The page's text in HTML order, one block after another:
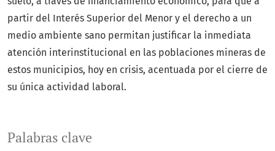
Palabras clave
partir del Interés Superior del Menor y el derecho a un
medio ambiente sano permitan justificar la inmediata
atención interinstitucional en las poblaciones mineras de
estos municipios, hoy en crisis, acentuada por el cierre de
su única actividad laboral.